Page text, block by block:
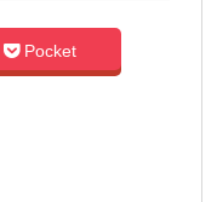
Pocket